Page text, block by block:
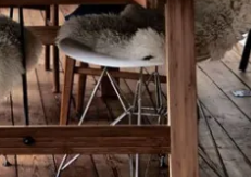
On Décode La Déco
De Style
Renovation